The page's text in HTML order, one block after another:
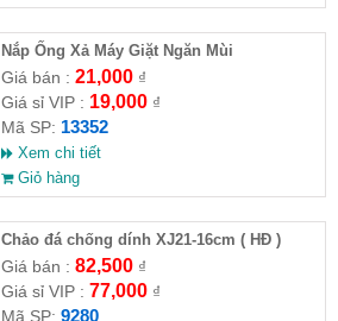
Nắp Ống Xả Máy Giặt Ngăn Mùi
Giá bán : 21,000₫
Giá sỉ VIP : 19,000₫
Mã SP: 13352
Xem chi tiết
Giỏ hàng
Chảo đá chống dính XJ21-16cm ( HĐ )
Giá bán : 82,500₫
Giá sỉ VIP : 77,000₫
Mã SP: 9280